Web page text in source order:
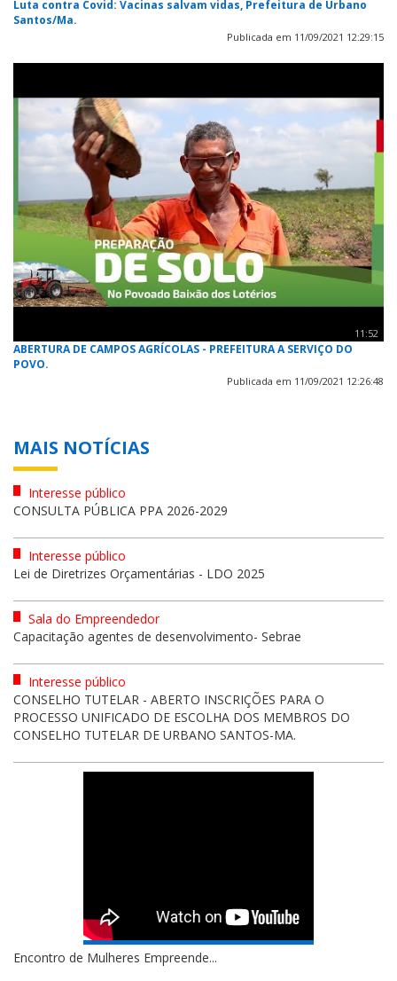
Luta contra Covid: Vacinas salvam vidas, Prefeitura de Urbano
Santos/Ma.
Publicada em 11/09/2021 12:29:15
11:52
ABERTURA DE CAMPOS AGRÍCOLAS - PREFEITURA A SERVIÇO DO
POVO.
Publicada em 11/09/2021 12:26:48
MAIS NOTÍCIAS
Interesse público
CONSULTA PÚBLICA PPA 2026-2029
Interesse público
Lei de Diretrizes Orçamentárias - LDO 2025
Sala do Empreendedor
Capacitação agentes de desenvolvimento- Sebrae
Interesse público
CONSELHO TUTELAR - ABERTO INSCRIÇÕES PARA O
PROCESSO UNIFICADO DE ESCOLHA DOS MEMBROS DO
CONSELHO TUTELAR DE URBANO SANTOS-MA.
Encontro de Mulheres Empreende...